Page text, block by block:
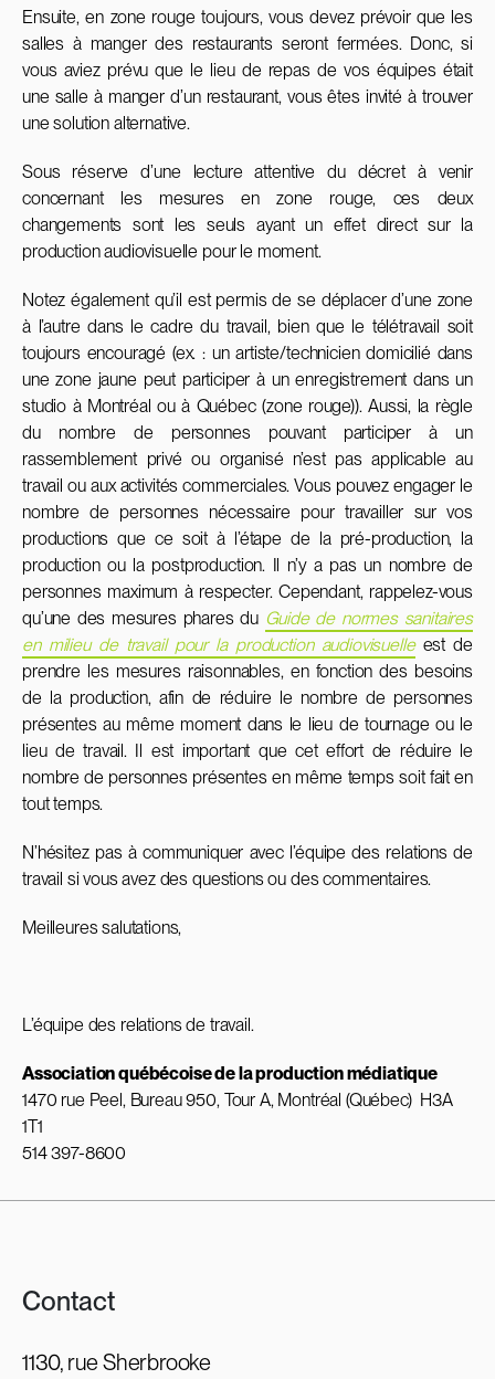
Ensuite, en zone rouge toujours, vous devez prévoir que les
salles à manger des restaurants seront fermées. Donc, si
vous aviez prévu que le lieu de repas de vos équipes était
une salle à manger d’un restaurant, vous êtes invité à trouver
une solution alternative.
Sous réserve d’une lecture attentive du décret à venir
concernant les mesures en zone rouge, ces deux
changements sont les seuls ayant un effet direct sur la
production audiovisuelle pour le moment.
Notez également qu’il est permis de se déplacer d’une zone
à l’autre dans le cadre du travail, bien que le télétravail soit
toujours encouragé (ex. : un artiste/technicien domicilié dans
une zone jaune peut participer à un enregistrement dans un
studio à Montréal ou à Québec (zone rouge)). Aussi, la règle
du nombre de personnes pouvant participer à un
rassemblement privé ou organisé n’est pas applicable au
travail ou aux activités commerciales. Vous pouvez engager le
nombre de personnes nécessaire pour travailler sur vos
productions que ce soit à l’étape de la pré-production, la
production ou la postproduction. Il n’y a pas un nombre de
personnes maximum à respecter. Cependant, rappelez-vous
qu’une des mesures phares du Guide de normes sanitaires
en milieu de travail pour la production audiovisuelleest de
prendre les mesures raisonnables, en fonction des besoins
de la production, afin de réduire le nombre de personnes
présentes au même moment dans le lieu de tournage ou le
lieu de travail. Il est important que cet effort de réduire le
nombre de personnes présentes en même temps soit fait en
tout temps.
N’hésitez pas à communiquer avec l’équipe des relations de
travail si vous avez des questions ou des commentaires.
Meilleures salutations,
L’équipe des relations de travail.
Association québécoise de la production médiatique
1470 rue Peel, Bureau 950, Tour A, Montréal (Québec) H3A
1T1
514 397-8600
Contact
1130, rue Sherbrooke